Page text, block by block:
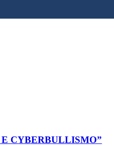
E CYBERBULLISMO”